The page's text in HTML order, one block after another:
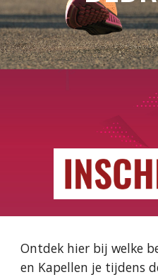
Ontdek hier bij welke
en Kapellen je tijdens